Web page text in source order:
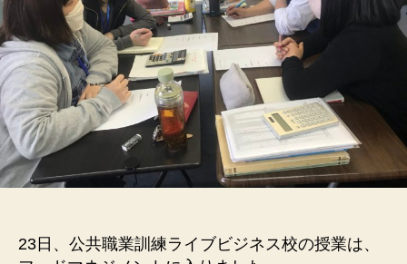
23日、公共職業訓練ライブビジネス校の授業は、